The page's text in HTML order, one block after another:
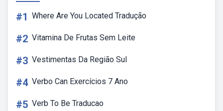
#1 Where Are You Located Tradução
#2 Vitamina De Frutas Sem Leite
#3 Vestimentas Da Região Sul
#4 Verbo Can Exercícios 7 Ano
#5 Verb To Be Traducao